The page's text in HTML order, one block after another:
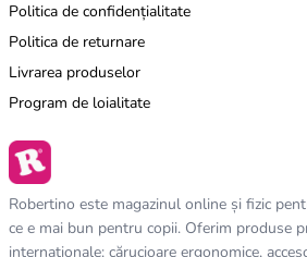
Politica de confidențialitate
Politica de returnare
Livrarea produselor
Program de loialitate
Robertino este magazinul online și fizic
ce e mai bun pentru copii. Oferim produse
internaționale: cărucioare ergonomice,